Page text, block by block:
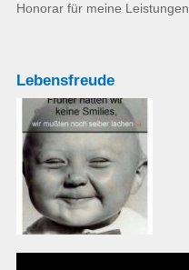
Honorar für meine Leistungen
Lebensfreude